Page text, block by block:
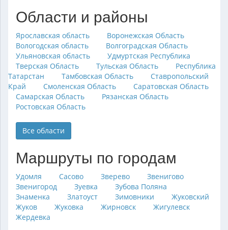
Области и районы
Ярославская область
Воронежская Область
Вологодская область
Волгоградская Область
Ульяновская область
Удмуртская Республика
Тверская Область
Тульская Область
Республика
Татарстан
Тамбовская Область
Ставропольский
Край
Смоленская Область
Саратовская Область
Самарская Область
Рязанская Область
Ростовская Область
Все области
Маршруты по городам
Удомля Сасово Зверево
Звенигово
Звенигород
Зуевка
Зубова Поляна
Знаменка
Златоуст Зимовники
Жуковский
Жуков
Жуковка Жирновск
Жигулевск
Жердевка